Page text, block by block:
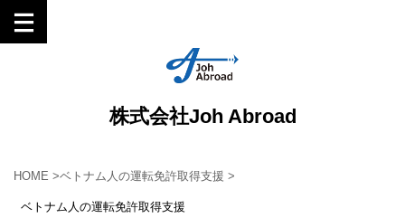
株式会社Joh Abroad
HOME >ベトナム人の運転免許取得支援 >
ベトナム人の運転免許取得支援